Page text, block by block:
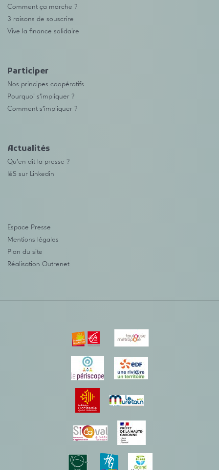
Comment ça marche ?
3 raisons de souscrire
Vive la finance solidaire
Participer
Nos principes coopératifs
Pourquoi s’impliquer ?
Comment s’impliquer ?
Actualités
Qu’en dit la presse ?
IéS sur Linkedin
Espace Presse
Mentions légales
Plan du site
Réalisation Outrenet